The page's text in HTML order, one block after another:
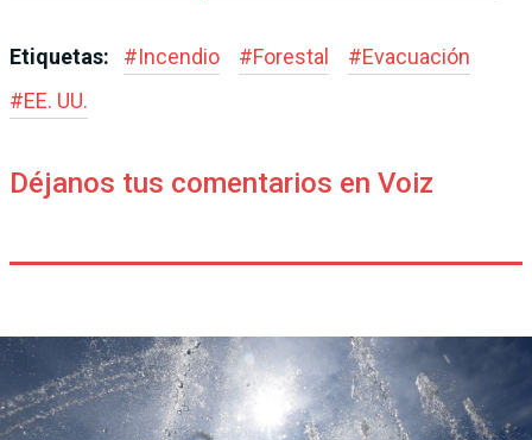
Etiquetas: #Incendio #Forestal #Evacuación
#EE. UU.
Déjanos tus comentarios en Voiz